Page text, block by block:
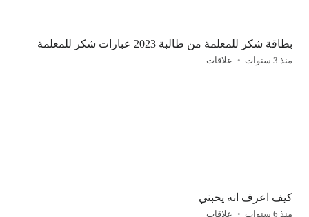
بطاقة شكر للمعلمة من طالبة 2023 عبارات شكر للمعلمة
منذ 3 سنوات علاقات
كيف اعرف انه يحبني
منذ 6 سنوات علاقات